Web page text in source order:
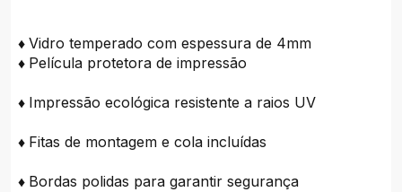
♦Vidro temperado com espessura de 4mm
♦ Película protetora de impressão
♦ Impressão ecológica resistente a raios UV
♦ Fitas de montagem e cola incluídas
♦ Bordas polidas para garantir segurança